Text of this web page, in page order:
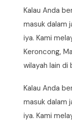
Kalau Anda
masuk dalam
iya. Kami
Keroncong,
wilayah lain di
Kalau Anda
masuk dalam
iya. Kami